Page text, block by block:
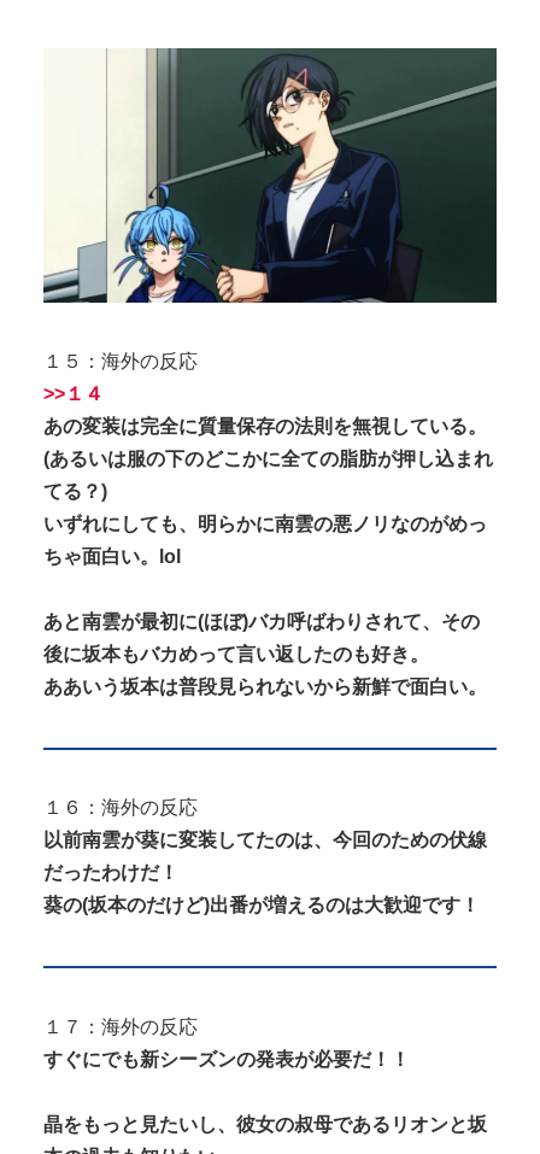
１５：海外の反応
>>１４
あの変装は完全に質量保存の法則を無視している。
(あるいは服の下のどこかに全ての脂肪が押し込まれ
てる？)
いずれにしても、明らかに南雲の悪ノリなのがめっ
ちゃ面白い。lol
あと南雲が最初に(ほぼ)バカ呼ばわりされて、その
後に坂本もバカめって言い返したのも好き。
ああいう坂本は普段見られないから新鮮で面白い。
１６：海外の反応
以前南雲が葵に変装してたのは、今回のための伏線
だったわけだ！
葵の(坂本のだけど)出番が増えるのは大歓迎です！
１７：海外の反応
すぐにでも新シーズンの発表が必要だ！！
晶をもっと見たいし、彼女の叔母であるリオンと坂